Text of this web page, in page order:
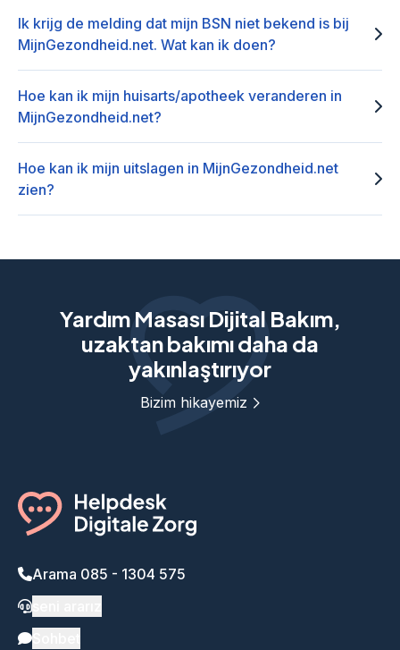
Ik krijg de melding dat mijn BSN niet bekend is bij
MijnGezondheid.net. Wat kan ik doen?
Hoe kan ik mijn huisarts/apotheek veranderen in
MijnGezondheid.net?
Hoe kan ik mijn uitslagen in MijnGezondheid.net
zien?
Yardım Masası Dijital Bakım,
uzaktan bakımı daha da
yakınlaştırıyor
Bizim hikayemiz
Arama 085 - 1304 575